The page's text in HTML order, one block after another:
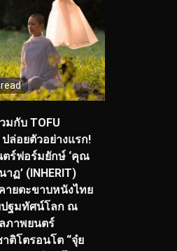
มกับ TOFU
ปล่อยตัวอย่างแรก!
ร์ฟอร์มยักษ์ ‘คุณ
าฏ’ (INHERIT)
ายตะขาบหนังไทย
ฐมทัศน์โลก ณ
ภาพยนตร์
ติโตรอนโต “จุ๋ย